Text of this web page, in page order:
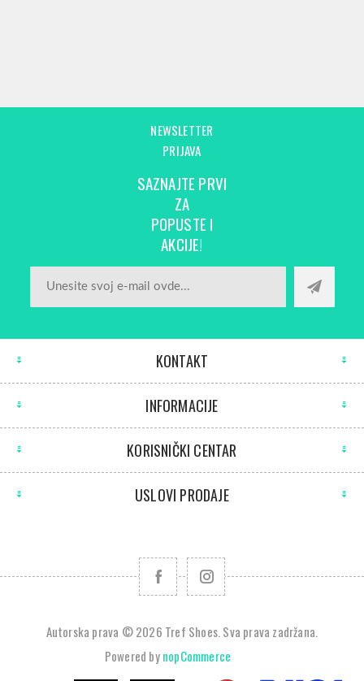
NEWSLETTER
PRIJAVA
SAZNAJTE PRVI
ZA
POPUSTE I
AKCIJE!
KONTAKT
INFORMACIJE
KORISNIČKI CENTAR
USLOVI PRODAJE
Autorska prava © 2026 Tref Shoes. Sva prava zadržana.
Powered bynopCommerce